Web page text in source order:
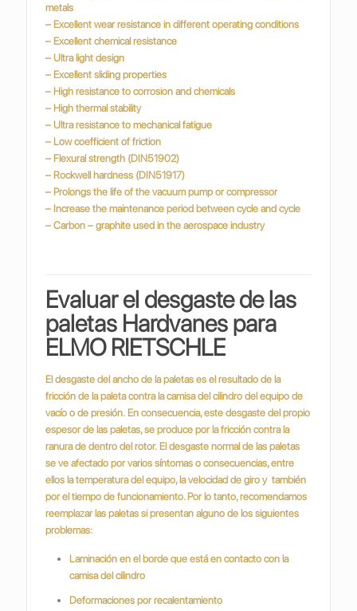
metals
– Excellent wear resistance in different operating conditions
– Excellent chemical resistance
– Ultra light design
– Excellent sliding properties
– High resistance to corrosion and chemicals
– High thermal stability
– Ultra resistance to mechanical fatigue
– Low coefficient of friction
– Flexural strength (DIN51902)
– Rockwell hardness (DIN51917)
– Prolongs the life of the vacuum pump or compressor
– Increase the maintenance period between cycle and cycle
– Carbon – graphite used in the aerospace industry
Evaluar el desgaste de las
paletas Hardvanes para
ELMO RIETSCHLE
El desgaste del ancho de la paletas es el resultado de la
fricción de la paleta contra la camisa del cilindro del equipo de
vacío o de presión.En consecuencia, este desgaste del propio
espesor de las paletas, se produce por la fricción contra la
ranura de dentro del rotor.El desgaste normal de las paletas
se ve afectado por varios síntomas o consecuencias, entre
ellos la temperatura del equipo, la velocidad de giro y también
por el tiempo de funcionamiento. Por lo tanto, recomendamos
reemplazar las paletas si presentan alguno de los siguientes
problemas:
Laminación en el borde que está en contacto con la
camisa del cilindro
Deformaciones por recalentamiento